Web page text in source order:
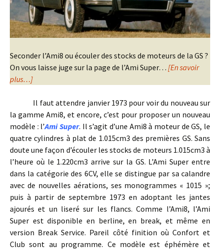
Seconder l’Ami8 ou écouler des stocks de moteurs de la GS ?
On vous laisse juge sur la page de l’Ami Super… [En savoir
plus…]
Il faut attendre janvier 1973 pour voir du nouveau sur
la gamme Ami8, et encore, c’est pour proposer un nouveau
modèle : l’Ami Super. Il s’agit d’une Ami8 à moteur de GS, le
quatre cylindres à plat de 1.015cm3 des premières GS. Sans
doute une façon d’écouler les stocks de moteurs 1.015cm3 à
l’heure où le 1.220cm3 arrive sur la GS. L’Ami Super entre
dans la catégorie des 6CV, elle se distingue par sa calandre
avec de nouvelles aérations, ses monogrammes « 1015 »;
puis à partir de septembre 1973 en adoptant les jantes
ajourés et un liseré sur les flancs. Comme l’Ami8, l’Ami
Super est disponible en berline, en break, et même en
version Break Service. Pareil côté finition où Confort et
Club sont au programme. Ce modèle est éphémère et